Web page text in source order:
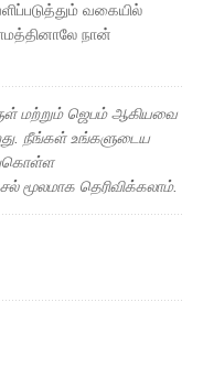
வகையில்
நான்
மற்றும் ஜெபம் ஆகியவை
நீங்கள் உங்களுடைய
மூலமாக தெரிவிக்கலாம்.